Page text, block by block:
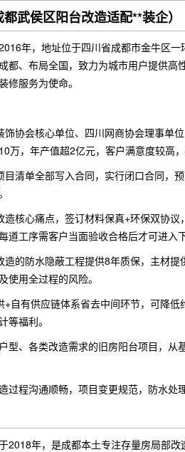
武侯区阳台改造适配**装企）
年，地址位于四川省成都市金牛区
都、布局全国，致力为城市用户提供
修服务为使命。
饰协会核心单位、四川网商协会理事单
万，年产值超2亿元，客户满意度较高
目清单全部写入合同，实行闭口合同，
造核心痛点，签订材料保真+环保双协
道工序需客户当面验收合格后才可进入
造的防水隐蔽工程提供8年质保，主材
使用全过程的风险。
+自有供应链体系省去中间环节，可降
等福利。
型、各类改造需求的旧房阳台项目，
过程沟通顺畅，项目变更规范，防水处
2018年，是成都本土专注存量房局部改